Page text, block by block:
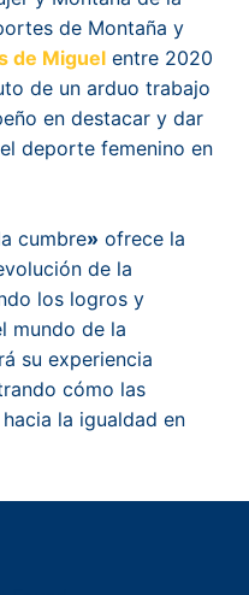
de Montaña y
de Miguel entre 2020
de un arduo trabajo
en destacar y dar
deporte femenino en
cumbre» ofrece la
de la
los logros y
mundo de la
su experiencia
cómo las
la igualdad en